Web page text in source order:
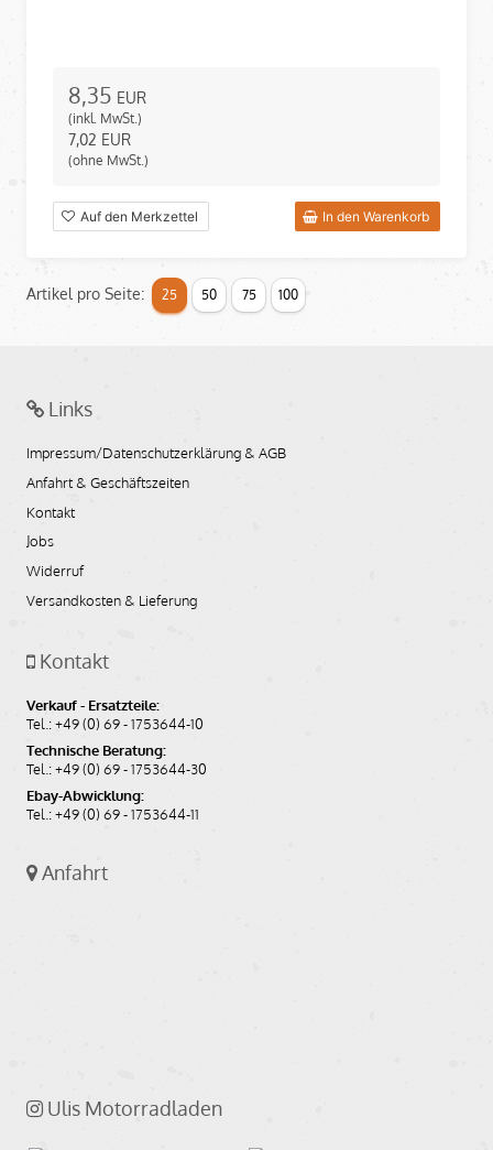
8,35 EUR
(inkl. MwSt.)
7,02 EUR
(ohne MwSt.)
Auf den Merkzettel In den Warenkorb
Artikel pro Seite: 25 50 75 100
Links
Impressum/Datenschutzerklärung & AGB
Anfahrt & Geschäftszeiten
Kontakt
Jobs
Widerruf
Versandkosten & Lieferung
Kontakt
Verkauf - Ersatzteile:
Tel.: +49 (0) 69 - 1753644-10
Technische Beratung:
Tel.: +49 (0) 69 - 1753644-30
Ebay-Abwicklung:
Tel.: +49 (0) 69 - 1753644-11
Anfahrt
Ulis Motorradladen